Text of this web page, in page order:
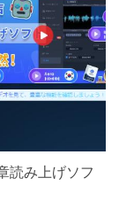
読み上げソフ